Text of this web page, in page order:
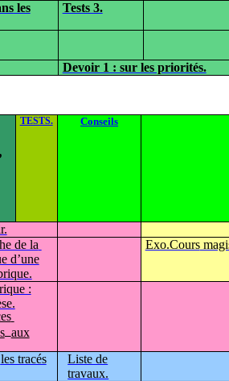
les
Tests 3.
Devoir 1 : sur les priorités.
TESTS. Conseils
de la
d’une
Exo.Cours
:
aux
les tracés
Liste de
travaux.